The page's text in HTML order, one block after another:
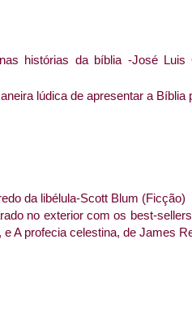
histórias da bíblia -José Luis
lúdica de apresentar a Bíblia
da libélula-Scott Blum (Ficção)
no exterior com os best-
e A profecia celestina, de James